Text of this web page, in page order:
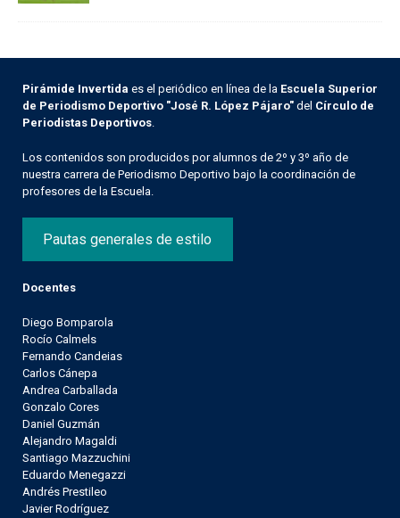
Pirámide Invertida es el periódico en línea de la Escuela Superior
de Periodismo Deportivo "José R. López Pájaro" del Círculo de
Periodistas Deportivos
Los contenidos son producidos por alumnos de 2º y 3º año de
nuestra carrera de Periodismo Deportivo bajo la coordinación de
profesores de la Escuela.
Pautas generales de estilo
Docentes
Diego Bomparola
Rocío Calmels
Fernando Candeias
Carlos Cánepa
Andrea Carballada
Gonzalo Cores
Daniel Guzmán
Alejandro Magaldi
Santiago Mazzuchini
Eduardo Menegazzi
Andrés Prestileo
Javier Rodríguez